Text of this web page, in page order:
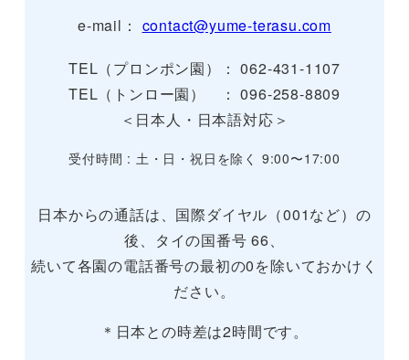
e-mail： contact@yume-terasu.com
TEL（プロンポン園）： 062-431-1107
TEL（トンロー園） ： 096-258-8809
＜日本人・日本語対応＞
受付時間 : 土・日・祝日を除く 9:00〜17:00
日本からの通話は、国際ダイヤル（001など）の
後、タイの国番号 66、
続いて各園の電話番号の最初の0を除いておかけく
ださい。
＊日本との時差は2時間です。